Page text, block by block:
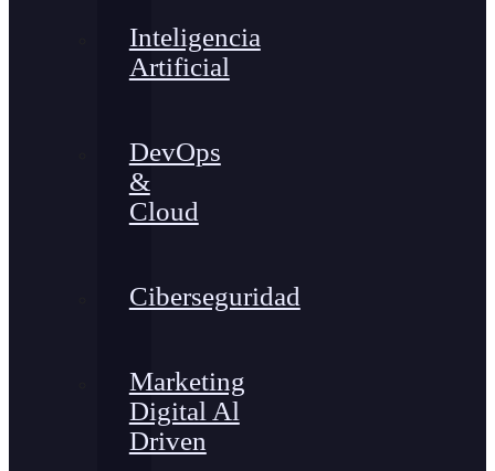
Inteligencia
Artificial
DevOps
&
Cloud
Ciberseguridad
Marketing
Digital Al
Driven